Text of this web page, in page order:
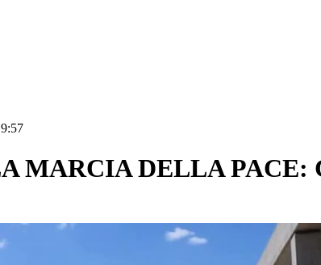
MARCIA DELLA